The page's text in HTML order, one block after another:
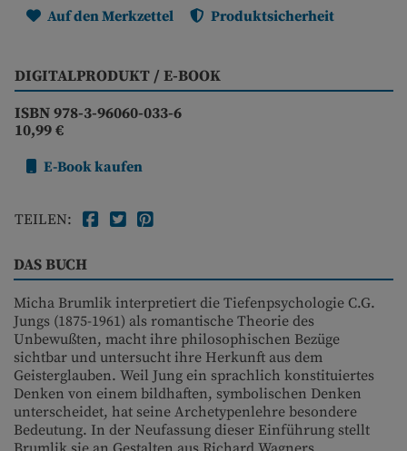
Auf den Merkzettel
Produktsicherheit
DIGITALPRODUKT / E-BOOK
ISBN 978-3-96060-033-6
10,99 €
E-Book kaufen
TEILEN:
DAS BUCH
Micha Brumlik interpretiert die Tiefenpsychologie C.G.
Jungs (1875-1961) als romantische Theorie des
Unbewußten, macht ihre philosophischen Bezüge
sichtbar und untersucht ihre Herkunft aus dem
Geisterglauben. Weil Jung ein sprachlich konstituiertes
Denken von einem bildhaften, symbolischen Denken
unterscheidet, hat seine Archetypenlehre besondere
Bedeutung. In der Neufassung dieser Einführung stellt